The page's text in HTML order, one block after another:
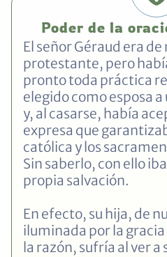
Poder de la
El señor Géraud era
protestante, pero
pronto toda práctica
elegido como esposa
y, al casarse, había
expresa que
católica y los
Sin saberlo, con ello
propia salvación.
En efecto, su hija, de
iluminada por la
la razón, sufría al ver a